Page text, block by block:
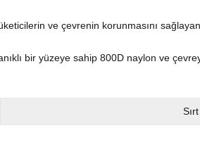
ve çevrenin korunmasını
bir yüzeye sahip 800D naylon ve